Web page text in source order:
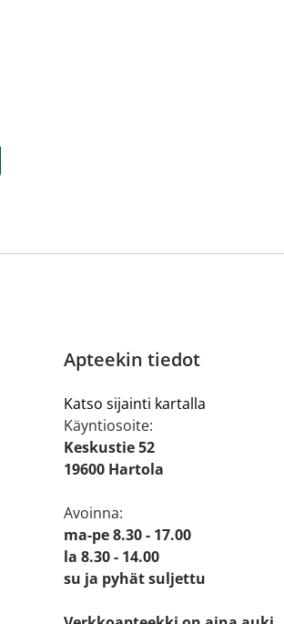
Apteekin tiedot
Katso sijainti kartalla
Käyntiosoite:
Keskustie 52
19600 Hartola
Avoinna:
ma-pe 8.30 - 17.00
la 8.30 - 14.00
su ja pyhät suljettu